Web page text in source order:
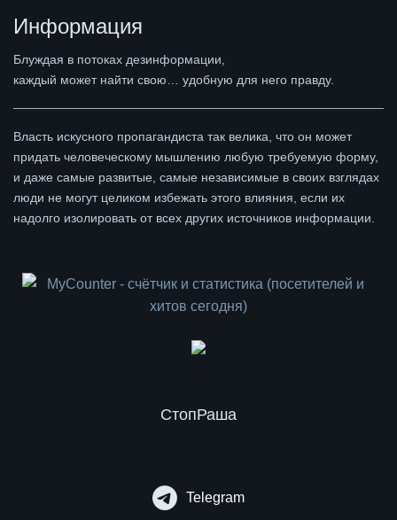
Информация
Блуждая в потоках дезинформации,
каждый может найти свою… удобную для него правду.
Власть искусного пропагандиста так велика, что он может
придать человеческому мышлению любую требуемую форму,
и даже самые развитые, самые независимые в своих взглядах
люди не могут целиком избежать этого влияния, если их
надолго изолировать от всех других источников информации.
СтопРаша
Telegram